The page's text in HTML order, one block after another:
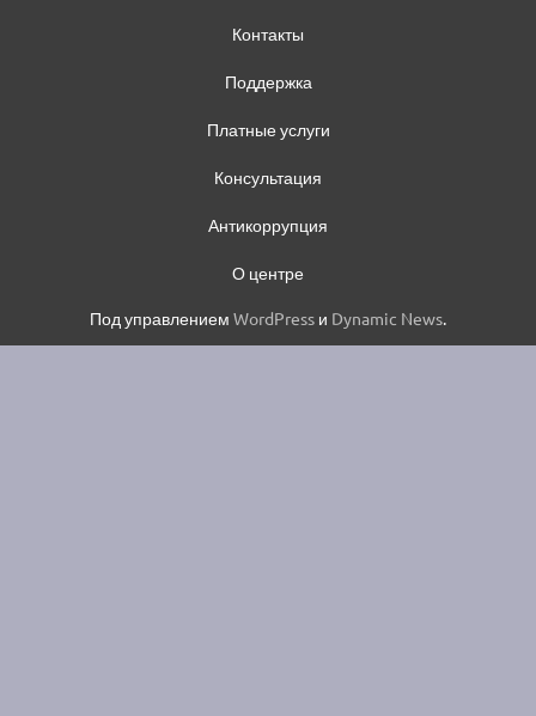
Контакты
Поддержка
Платные услуги
Консультация
Антикоррупция
О центре
Под управлением WordPress и Dynamic News.